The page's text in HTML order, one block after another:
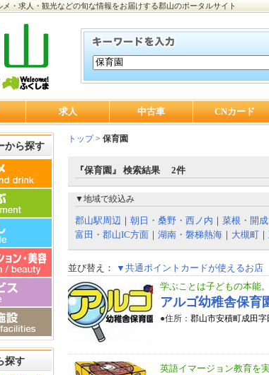
・求人・観光などの旬な情報をお届けする郡山のポータルサイト
求人 中古車 CNカード
から探す
探す
トップ> 保育園
『保育園』 検索結果 2件
▼地域で絞込み
郡山駅周辺 ｜ 朝日・桑野・西ノ内 ｜ 菜根・開成
富田・郡山IC方面 ｜ 湖南・磐梯熱海 ｜ 大槻町 ｜
並び替え： ▼共通ポイントカードが使えるお店
学ぶことは子どもの本能
アルゴ幼稚舎保育
●住所： 郡山市安積町成田字
英語イマージョン教育を